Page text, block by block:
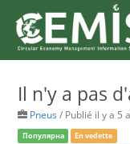
Il n'y a pas
Pneus / Publié il y a 5
Популярна En vedette